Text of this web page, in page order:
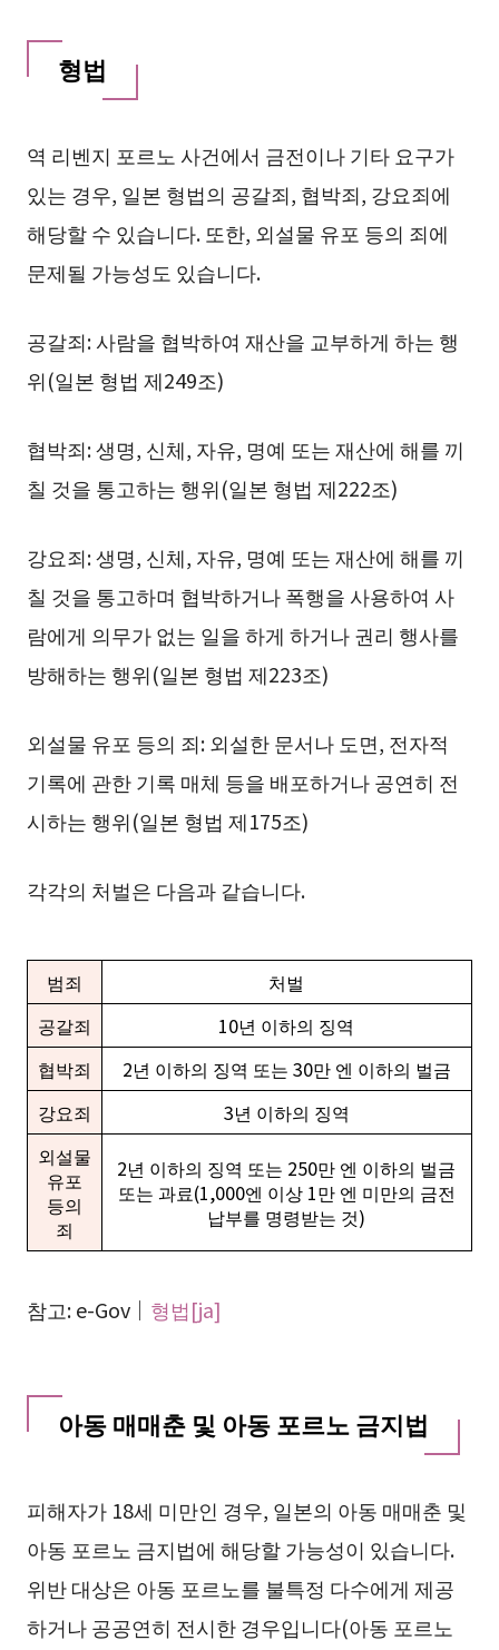
형법
역 리벤지 포르노 사건에서 금전이나 기타 요구가
있는 경우, 일본 형법의 공갈죄, 협박죄, 강요죄에
해당할 수 있습니다. 또한, 외설물 유포 등의 죄에
문제될 가능성도 있습니다.
공갈죄: 사람을 협박하여 재산을 교부하게 하는 행
위(일본 형법 제249조)
협박죄: 생명, 신체, 자유, 명예 또는 재산에 해를 끼
칠 것을 통고하는 행위(일본 형법 제222조)
강요죄: 생명, 신체, 자유, 명예 또는 재산에 해를 끼
칠 것을 통고하며 협박하거나 폭행을 사용하여 사
람에게 의무가 없는 일을 하게 하거나 권리 행사를
방해하는 행위(일본 형법 제223조)
외설물 유포 등의 죄: 외설한 문서나 도면, 전자적
기록에 관한 기록 매체 등을 배포하거나 공연히 전
시하는 행위(일본 형법 제175조)
각각의 처벌은 다음과 같습니다.
범죄
처벌
공갈죄
10년 이하의 징역
협박죄
2년 이하의 징역 또는 30만 엔 이하의 벌금
강요죄
3년 이하의 징역
외설물
유포
등의
죄
2년 이하의 징역 또는 250만 엔 이하의 벌금
또는 과료(1,000엔 이상 1만 엔 미만의 금전
납부를 명령받는 것)
참고: e-Gov｜ 형법[ja]
아동 매매춘 및 아동 포르노 금지법
피해자가 18세 미만인 경우, 일본의 아동 매매춘 및
아동 포르노 금지법에 해당할 가능성이 있습니다.
위반 대상은 아동 포르노를 불특정 다수에게 제공
하거나 공공연히 전시한 경우입니다(아동 포르노